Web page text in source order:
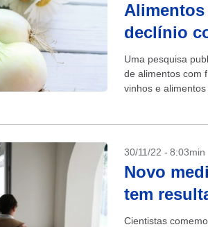
declínio
Uma pesquisa
de alimentos com
vinhos e
30/11/22 - 8:03min
Novo
tem
Cientistas